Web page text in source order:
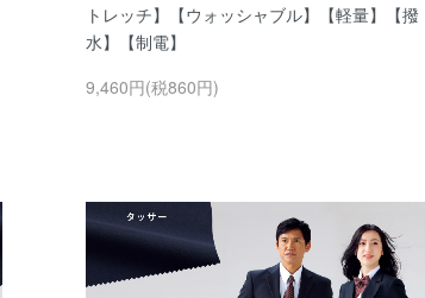
トレッチ】【ウォッシャブル】【軽量】【撥
水】【制電】
9,460円(税860円)